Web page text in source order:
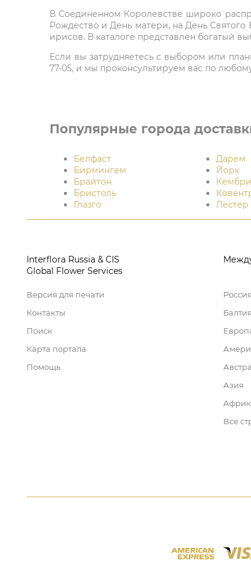
В Соединенном Королевстве широко
Рождество и День матери, на День
ирисов. В каталоге представлен богатый
Если вы затрудняетесь с выбором или
77-05, и мы проконсультируем вас по
Популярные города
Белфаст
Бирмингем
Брайтон
Бристоль
Глазго
Дарем
Йорк
Лестер
Interflora Russia & CIS
Global Flower Services
Версия для печати
Контакты
Поиск
Карта портала
Помощь
Россия
Азия
Все